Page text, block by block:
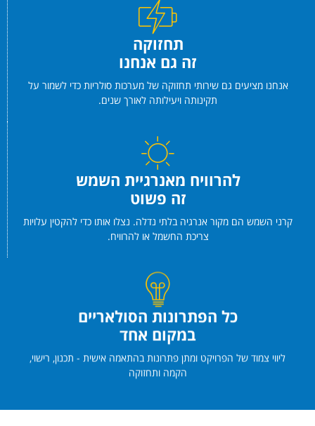
תחזוקה
זה גם אנחנו
אנחנו מציעים גם שירותי תחזוקה של מערכות סולריות כדי לשמור על
תקינותה ויעילותה לאורך שנים.
להרוויח מאנרגיית השמש
זה פשוט
קרני השמש הם מקור אנרגיה בלתי נדלה. נצלו אותו כדי להקטין עלויות
צריכת החשמל או להרוויח.
כל הפתרונות הסולאריים
במקום אחד
ליווי צמוד של הפרויקט ומתן פתרונות בהתאמה אישית - תכנון, רישוי,
הקמה ותחזוקה